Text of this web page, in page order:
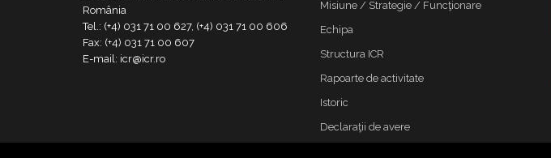
România
Tel.: (+4) 031 71 00 627, (+4) 031 71 00 606
Fax: (+4) 031 71 00 607
E-mail: icr@icr.ro
Misiune / Strategie / Funcţionare
Echipa
Structura ICR
Rapoarte de activitate
Istoric
Declaraţii de avere